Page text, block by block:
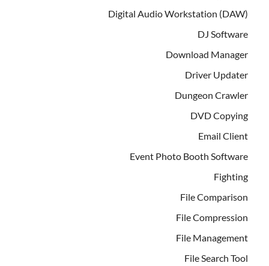
Digital Audio Workstation (DAW)
DJ Software
Download Manager
Driver Updater
Dungeon Crawler
DVD Copying
Email Client
Event Photo Booth Software
Fighting
File Comparison
File Compression
File Management
File Search Tool